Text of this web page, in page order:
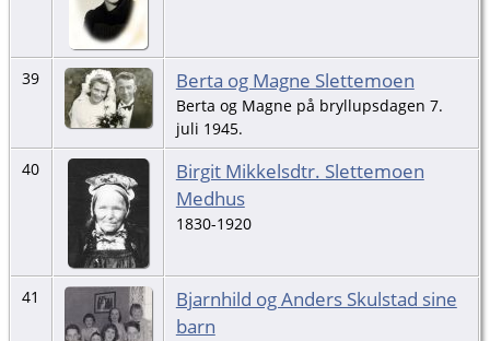
39 Berta og Magne Slettemoen
Berta og Magne på bryllupsdagen 7.
juli 1945.
40
Birgit Mikkelsdtr. Slettemoen
Medhus
1830-1920
41
Bjarnhild og Anders Skulstad sine
barn